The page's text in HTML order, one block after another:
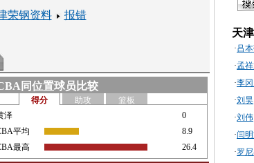
荣钢资料 报错
同位置球员比较
得分 助攻
篮板
泽
0
平均
8.9
最高
26.4
天
·吕
·孟
·李
·刘昊
·刘伟
·闫
·罗